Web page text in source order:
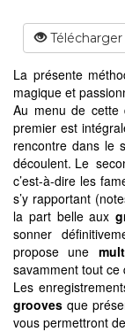
La présente
magique et
Au menu de cette
premier est
rencontre dans le
découlent. Le
c’est-à-dire les
s’y rapportant
la part belle aux
sonner
propose une
savamment tout
Les
grooves que
vous permettront de